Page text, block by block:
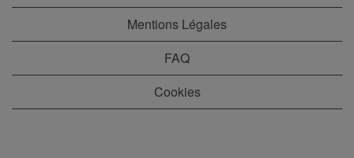
Mentions Légales
FAQ
Cookies